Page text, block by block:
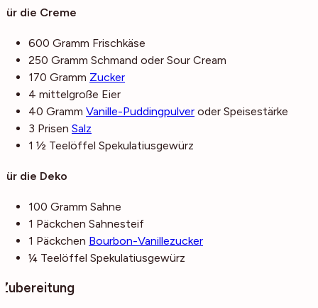
Für die Creme
600 Gramm Frischkäse
250 Gramm Schmand oder Sour Cream
170 Gramm Zucker
4 mittelgroße Eier
40 Gramm Vanille-Puddingpulver oder Speisestärke
3 Prisen Salz
1 ½ Teelöffel Spekulatiusgewürz
Für die Deko
100 Gramm Sahne
1 Päckchen Sahnesteif
1 Päckchen Bourbon-Vanillezucker
¼ Teelöffel Spekulatiusgewürz
Zubereitung